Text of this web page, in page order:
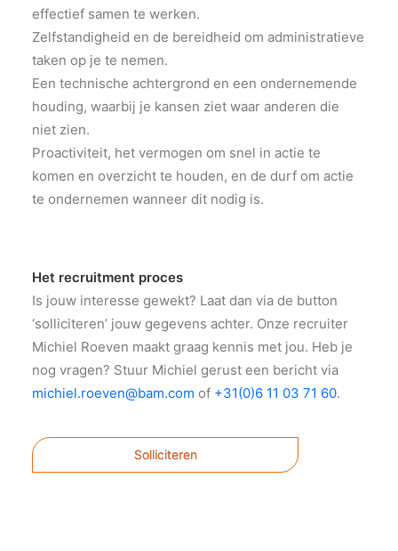
effectief samen te werken.
Zelfstandigheid en de bereidheid om administratieve
taken op je te nemen.
Een technische achtergrond en een ondernemende
houding, waarbij je kansen ziet waar anderen die
niet zien.
Proactiviteit, het vermogen om snel in actie te
komen en overzicht te houden, en de durf om actie
te ondernemen wanneer dit nodig is.
Het recruitment proces
Is jouw interesse gewekt? Laat dan via de button
‘solliciteren’ jouw gegevens achter. Onze recruiter
Michiel Roeven maakt graag kennis met jou. Heb je
nog vragen? Stuur Michiel gerust een bericht via
michiel.roeven@bam.com of +31(0)6 11 03 71 60.
Solliciteren